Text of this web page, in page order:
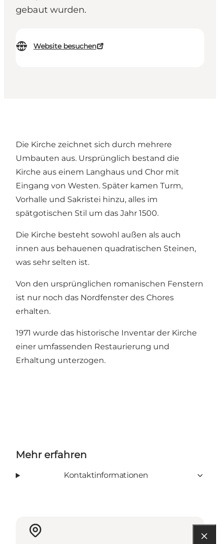
gebaut wurden.
Website besuchen
Die Kirche zeichnet sich durch mehrere
Umbauten aus. Ursprünglich bestand die
Kirche aus einem Langhaus und Chor mit
Eingang von Westen. Später kamen Turm,
Vorhalle und Sakristei hinzu, alles im
spätgotischen Stil um das Jahr 1500.
Die Kirche besteht sowohl außen als auch
innen aus behauenen quadratischen Steinen,
was sehr selten ist.
Von den ursprünglichen romanischen Fenstern
ist nur noch das Nordfenster des Chores
erhalten.
1971 wurde das historische Inventar der Kirche
einer umfassenden Restaurierung und
Erhaltung unterzogen.
Mehr erfahren
Kontaktinformationen